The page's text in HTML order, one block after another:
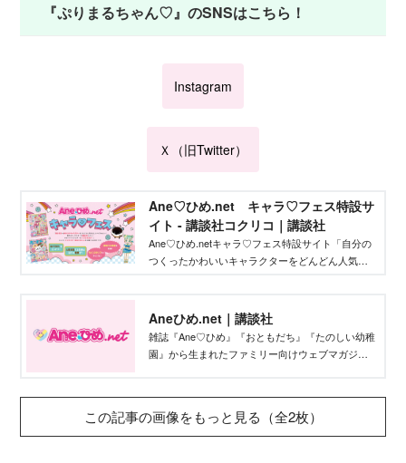
『ぷりまるちゃん♡』のSNSはこちら！
Instagram
Ｘ（旧Twitter）
Ane♡ひめ.net キャラ♡フェス特設サ
イト - 講談社コクリコ｜講談社
Ane♡ひめ.netキャラ♡フェス特設サイト「自分の
つくったかわいいキャラクターをどんどん人気者
作りたいクリエイターを応援するイベントです！
Aneひめ.net｜講談社
雑誌『Ane♡ひめ』『おともだち』『たのしい幼稚
園』から生まれたファミリー向けウェブマガジ
いい」をお届けします。
この記事の画像をもっと見る（全2枚）